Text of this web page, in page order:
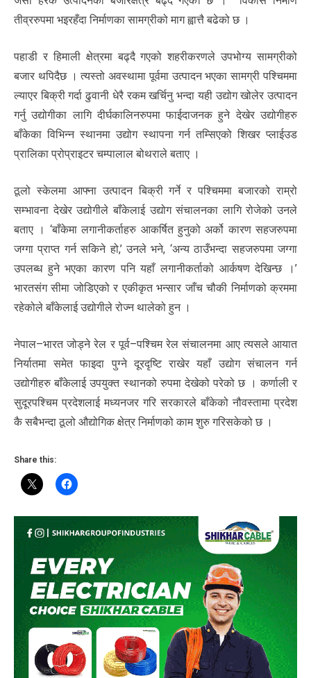
तीव्ररुपमा भइरहँदा निर्माणका सामग्रीको माग ह्वात्तै बढेको छ ।
पहाडी र हिमाली क्षेत्रमा बढ्दै गएको शहरीकरणले उपभोग्य सामग्रीको
बजार थपिदैछ । त्यस्तो अवस्थामा पूर्वमा उत्पादन भएका सामग्री पश्चिममा
ल्याएर बिक्री गर्दा ढुवानी धेरै रकम खर्चिनु भन्दा यही उद्योग खोलेर उत्पादन
गर्नु उद्योगीका लागि दीर्घकालिनरुपमा फाईदाजनक हुने देखेर उद्योगीहरु
बाँकेका विभिन्न स्थानमा उद्योग स्थापना गर्न तम्सिएको शिखर प्लाईउड
प्रालिका प्रोप्राइटर चम्पालाल बोथराले बताए ।
ठूलो स्केलमा आफ्ना उत्पादन बिक्री गर्ने र पश्चिममा बजारको राम्रो
सम्भावना देखेर उद्योगीले बाँकेलाई उद्योग संचालनका लागि रोजेको उनले
बताए । ‘बाँकेमा लगानीकर्ताहरु आकर्षित हुनुको अर्को कारण सहजरुपमा
जग्गा प्राप्त गर्न सकिने हो,’ उनले भने, ‘अन्य ठाउँभन्दा सहजरुपमा जग्गा
उपलब्ध हुने भएका कारण पनि यहाँ लगानीकर्ताको आर्कषण देखिन्छ ।’
भारतसंग सीमा जोडिएको र एकीकृत भन्सार जाँच चौकी निर्माणको क्रममा
रहेकोले बाँकेलाई उद्योगीले रोज्न थालेको हुन ।
नेपाल–भारत जोड्ने रेल र पूर्व–पश्चिम रेल संचालनमा आए त्यसले आयात
निर्यातमा समेत फाइदा पुग्ने दूरदृष्टि राखेर यहाँ उद्योग संचालन गर्न
उद्योगीहरु बाँकेलाई उपयुक्त स्थानको रुपमा देखेको परेको छ । कर्णाली र
सुदूरपश्चिम प्रदेशलाई मध्यनजर गरि सरकारले बाँकेको नौवस्तामा प्रदेश
कै सबैभन्दा ठूलो औद्योगिक क्षेत्र निर्माणको काम शुरु गरिसकेको छ ।
Share this: